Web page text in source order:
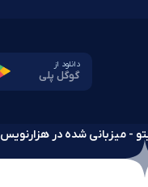
دانلود از
گوگل پلی
- میزبانی شده در هزارنویس